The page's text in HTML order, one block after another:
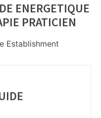
ENERGETIQUE
PRATICIEN
Establishment